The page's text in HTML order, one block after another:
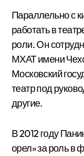
Параллельно с
работать в
роли. Он
МХАТ имени
Московский
театр под
другие.
В 2012 году
орел» за роль в